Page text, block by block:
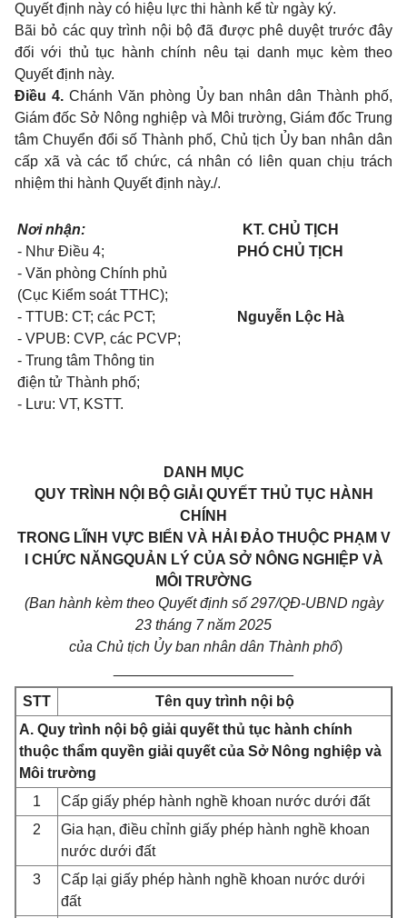
Quyết định này có hiệu lực thi hành kể từ ngày ký.
Bãi bỏ các quy trình nội bộ đã được phê duyệt trước đây
đối với thủ tục hành chính nêu tại danh mục kèm theo
Quyết định này.
Điều 4. Chánh Văn phòng Ủy ban nhân dân Thành phố,
Giám đốc Sở Nông nghiệp và Môi trường, Giám đốc Trung
tâm Chuyển đổi số Thành phố, Chủ tịch Ủy ban nhân dân
cấp xã và các tổ chức, cá nhân có liên quan chịu trách
nhiệm thi hành Quyết định này./.
Nơi nhận:
- Như Điều 4;
- Văn phòng Chính phủ
(Cục Kiểm soát TTHC);
- TTUB: CT; các PCT;
- VPUB: CVP, các PCVP;
- Trung tâm Thông tin
điện tử Thành phố;
- Lưu: VT, KSTT.
KT. CHỦ TỊCH
PHÓ CHỦ TỊCH
Nguyễn Lộc Hà
DANH MỤC
QUY TRÌNH NỘI BỘ GIẢI QUYẾT THỦ TỤC HÀNH
CHÍNH
TRONG LĨNH VỰC BIỂN VÀ HẢI ĐẢO THUỘC PHẠM V
I CHỨC NĂNGQUẢN LÝ CỦA SỞ NÔNG NGHIỆP VÀ
MÔI TRƯỜNG
(Ban hành kèm theo Quyết định số 297/QĐ-UBND ngày
23 tháng 7 năm 2025
của Chủ tịch Ủy ban nhân dân Thành phố)
STT
Tên quy trình nội bộ
A. Quy trình nội bộ giải quyết thủ tục hành chính
thuộc thẩm quyền giải quyết của Sở Nông nghiệp và
Môi trường
1
Cấp giấy phép hành nghề khoan nước dưới đất
2
Gia hạn, điều chỉnh giấy phép hành nghề khoan
nước dưới đất
3
Cấp lại giấy phép hành nghề khoan nước dưới
đất